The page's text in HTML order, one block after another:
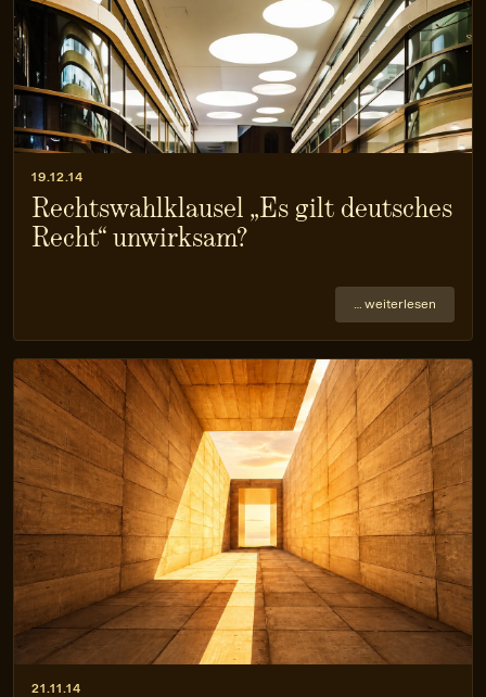
19.12.14
Rechtswahlklausel „Es gilt deutsches
Recht“ unwirksam?
… weiterlesen
21.11.14